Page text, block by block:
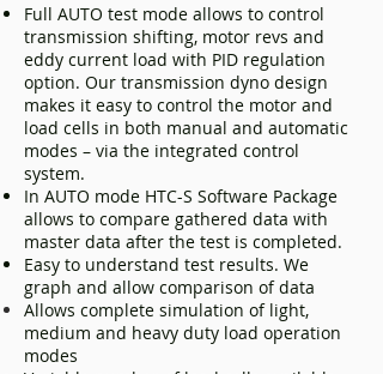
Full AUTO test mode allows to control
transmission shifting, motor revs and
eddy current load with PID regulation
option. Our transmission dyno design
makes it easy to control the motor and
load cells in both manual and automatic
modes – via the integrated control
system.
In AUTO mode HTC-S Software Package
allows to compare gathered data with
master data after the test is completed.
Easy to understand test results. We
graph and allow comparison of data
Allows complete simulation of light,
medium and heavy duty load operation
modes